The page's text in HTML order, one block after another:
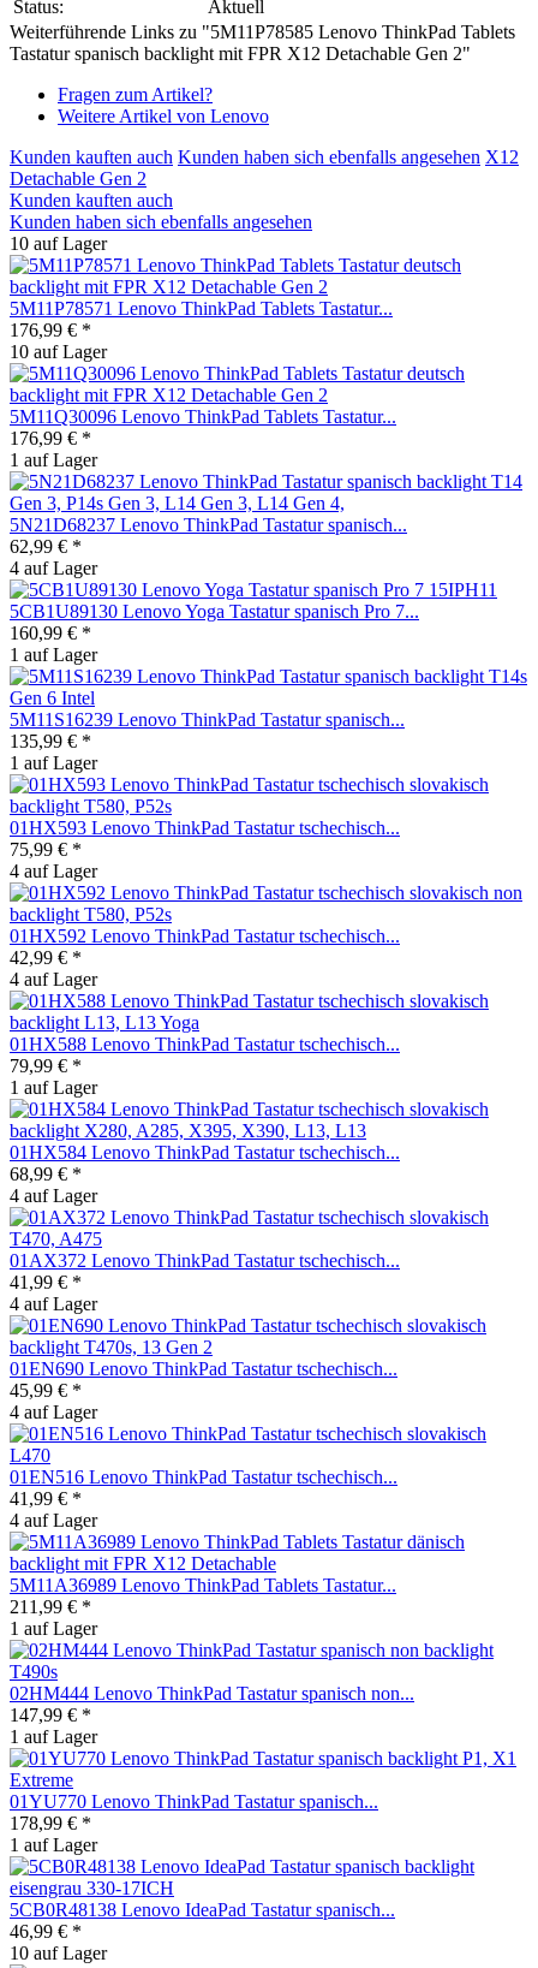
Status:
Aktuell
Weiterführende Links zu "5M11P78585 Lenovo ThinkPad Tablets
Tastatur spanisch backlight mit FPR X12 Detachable Gen 2"
Fragen zum Artikel?
Weitere Artikel von Lenovo
Kunden kauften auch Kunden haben sich ebenfalls angesehen X12
Detachable Gen 2
Kunden kauften auch
Kunden haben sich ebenfalls angesehen
10 auf Lager
5M11P78571 Lenovo ThinkPad Tablets Tastatur...
176,99 € *
10 auf Lager
5M11Q30096 Lenovo ThinkPad Tablets Tastatur...
176,99 € *
1 auf Lager
5N21D68237 Lenovo ThinkPad Tastatur spanisch...
62,99 € *
4 auf Lager
5CB1U89130 Lenovo Yoga Tastatur spanisch Pro 7...
160,99 € *
1 auf Lager
5M11S16239 Lenovo ThinkPad Tastatur spanisch...
135,99 € *
1 auf Lager
01HX593 Lenovo ThinkPad Tastatur tschechisch...
75,99 € *
4 auf Lager
01HX592 Lenovo ThinkPad Tastatur tschechisch...
42,99 € *
4 auf Lager
01HX588 Lenovo ThinkPad Tastatur tschechisch...
79,99 € *
1 auf Lager
01HX584 Lenovo ThinkPad Tastatur tschechisch...
68,99 € *
4 auf Lager
01AX372 Lenovo ThinkPad Tastatur tschechisch...
41,99 € *
4 auf Lager
01EN690 Lenovo ThinkPad Tastatur tschechisch...
45,99 € *
4 auf Lager
01EN516 Lenovo ThinkPad Tastatur tschechisch...
41,99 € *
4 auf Lager
5M11A36989 Lenovo ThinkPad Tablets Tastatur...
211,99 € *
1 auf Lager
02HM444 Lenovo ThinkPad Tastatur spanisch non...
147,99 € *
1 auf Lager
01YU770 Lenovo ThinkPad Tastatur spanisch...
178,99 € *
1 auf Lager
5CB0R48138 Lenovo IdeaPad Tastatur spanisch...
46,99 € *
10 auf Lager